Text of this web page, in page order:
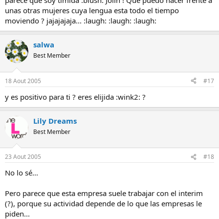
unas otras mujeres cuya lengua esta todo el tiempo
moviendo ? jajajajaja... :laugh: :laugh: :laugh:
salwa
Best Member
18 Aout 2005 #17
y es positivo para ti ? eres elijida :wink2: ?
Lily Dreams
Best Member
23 Aout 2005 #18
No lo sé...
Pero parece que esta empresa suele trabajar con el interim
(?), porque su actividad depende de lo que las empresas le
piden...